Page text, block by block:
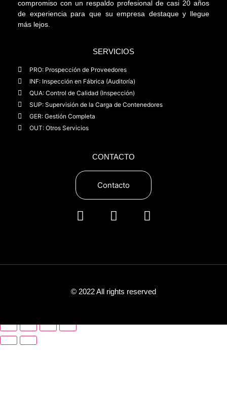
compromiso con un respaldo profesional de casi 20 años
de experiencia para que su empresa destaque y llegue
más lejos.
SERVICIOS
PRO: Prospección de Proveedores
INF: Inspección en Fábrica (Auditoría)
QUA: Control de Calidad (Inspección)
SUP: Supervisión de la Carga de Contenedores
GER: Gestión Completa
OUT: Otros Servicios
CONTACTO
Contacto
© 2022 All rights reserved